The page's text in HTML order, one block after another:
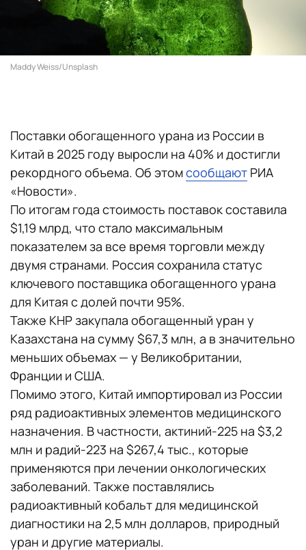
Maddy Weiss/Unsplash
Поставки обогащенного урана из России в
Китай в 2025 году выросли на 40% и достигли
рекордного объема. Об этомсообщают РИА
«Новости».
По итогам года стоимость поставок составила
$1,19 млрд, что стало максимальным
показателем за все время торговли между
двумя странами. Россия сохранила статус
ключевого поставщика обогащенного урана
для Китая с долей почти 95%.
Также КНР закупала обогащенный уран у
Казахстана на сумму $67,3 млн, а в значительно
меньших объемах — у Великобритании,
Франции и США.
Помимо этого, Китай импортировал из России
ряд радиоактивных элементов медицинского
назначения. В частности, актиний-225 на $3,2
млн и радий-223 на $267,4 тыс., которые
применяются при лечении онкологических
заболеваний. Также поставлялись
радиоактивный кобальт для медицинской
диагностики на 2,5 млн долларов, природный
уран и другие материалы.